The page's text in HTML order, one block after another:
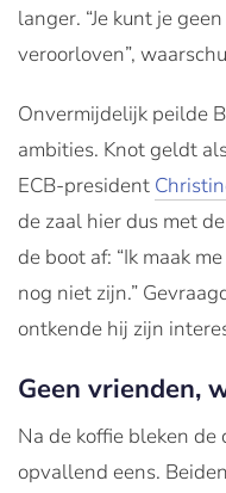
langer. “Je kunt je
veroorloven”,
Onvermijdelijk peilde
ambities. Knot geldt
ECB-president
de zaal hier dus met
de boot af: “Ik maak
nog niet zijn.”
ontkende hij zijn
Geen vrienden,
Na de koffie bleken
opvallend eens.